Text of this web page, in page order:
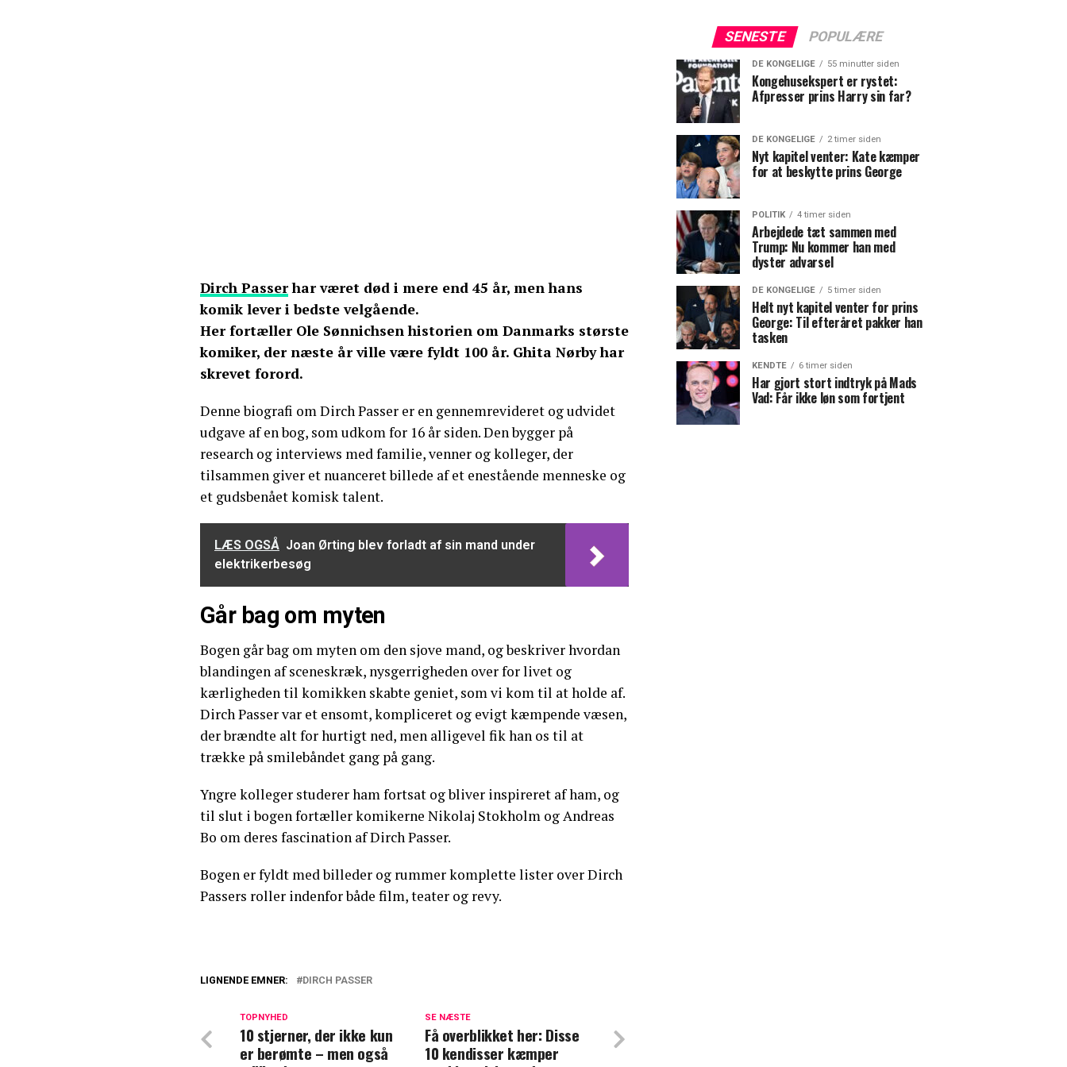
Dirch Passerhar været død i mere end 45 år, men hans
komik lever i bedste velgående.
Her fortæller Ole Sønnichsen historien om Danmarks største
komiker, der næste år ville være fyldt 100 år. Ghita Nørby har
skrevet forord.
Denne biografi om Dirch Passer er en gennemrevideret og udvidet
udgave af en bog, som udkom for 16 år siden. Den bygger på
research og interviews med familie, venner og kolleger, der
tilsammen giver et nuanceret billede af et enestående menneske og
et gudsbenået komisk talent.
LÆS OGSÅ Joan Ørting blev forladt af sin mand under
elektrikerbesøg
Går bag om myten
Bogen går bag om myten om den sjove mand, og beskriver hvordan
blandingen af sceneskræk, nysgerrigheden over for livet og
kærligheden til komikken skabte geniet, som vi kom til at holde af.
Dirch Passer var et ensomt, kompliceret og evigt kæmpende væsen,
der brændte alt for hurtigt ned, men alligevel fik han os til at
trække på smilebåndet gang på gang.
Yngre kolleger studerer ham fortsat og bliver inspireret af ham, og
til slut i bogen fortæller komikerne Nikolaj Stokholm og Andreas
Bo om deres fascination af Dirch Passer.
Bogen er fyldt med billeder og rummer komplette lister over Dirch
Passers roller indenfor både film, teater og revy.
Dirch Passer
Dirch Passer døde for 45 år siden: Snart lander en rørende
LIGNENDE EMNER: DIRCH PASSER
SE NÆSTE
Få overblikket her: Disse
10 kendisser kæmper
TOPNYHED
10 stjerner, der ikke kun
er berømte – men også
SENESTE POPULÆRE
DE KONGELIGE 55 minutter siden
Kongehusekspert er rystet:
Afpresser prins Harry sin far?
DE KONGELIGE 2 timer siden
Nyt kapitel venter: Kate kæmper
for at beskytte prins George
POLITIK 4 timer siden
Arbejdede tæt sammen med
Trump: Nu kommer han med
dyster advarsel
DE KONGELIGE 5 timer siden
Helt nyt kapitel venter for prins
George: Til efteråret pakker han
tasken
KENDTE 6 timer siden
Har gjort stort indtryk på Mads
Vad: Får ikke løn som fortjent